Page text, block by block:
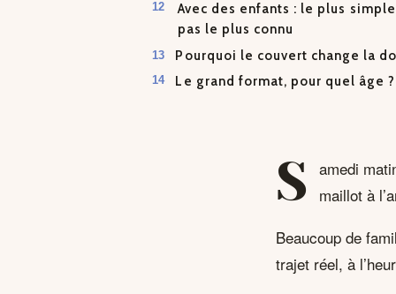
Avec des enfants : le plus simple
pas le plus connu
Pourquoi le couvert change la
Le grand format, pour quel âge ?
S
amedi
maillot à
Beaucoup de
trajet réel, à